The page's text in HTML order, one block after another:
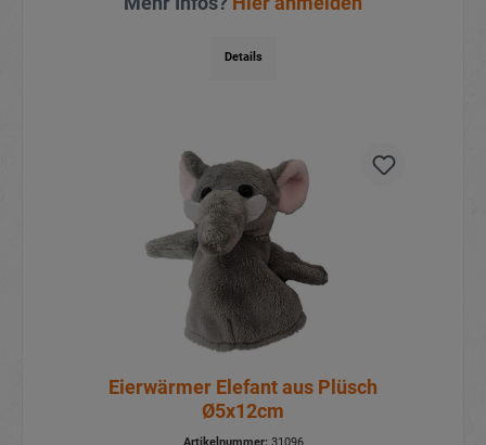
Details
Eierwärmer Elefant aus Plüsch
Ø5x12cm
Artikelnummer:31096